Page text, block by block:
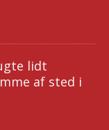
lidt
af sted i